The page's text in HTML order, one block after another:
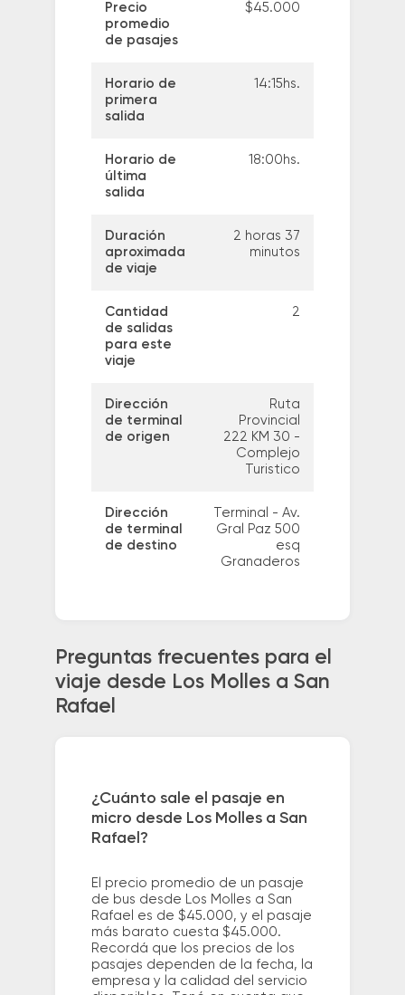
Precio
promedio
de pasajes
$45.000
Horario de
primera
salida
14:15hs.
Horario de
última
salida
18:00hs.
Duración
aproximada
de viaje
2 horas 37
minutos
Cantidad
de salidas
para este
viaje
2
Dirección
de terminal
de origen
Ruta
Provincial
222 KM 30 -
Complejo
Turistico
Dirección
de terminal
de destino
Terminal - Av.
Gral Paz 500
esq
Granaderos
Preguntas frecuentes para el
viaje desde Los Molles a San
Rafael
¿Cuánto sale el pasaje en
micro desde Los Molles a San
Rafael?
El precio promedio de un pasaje
de bus desde Los Molles a San
Rafael es de $45.000, y el pasaje
más barato cuesta $45.000.
Recordá que los precios de los
pasajes dependen de la fecha, la
empresa y la calidad del servicio